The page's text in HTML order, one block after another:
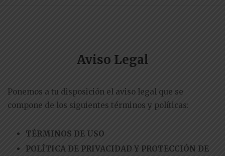
Aviso Legal
Ponemos a tu disposición el aviso legal que se
compone de los siguientes términos y políticas:
TÉRMINOS DE USO
POLÍTICA DE PRIVACIDAD Y PROTECCIÓN DE